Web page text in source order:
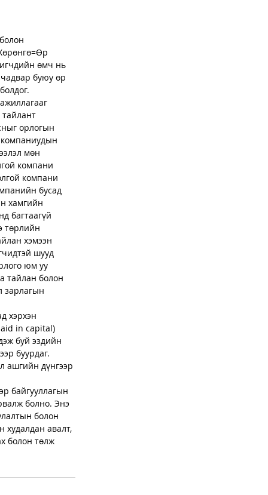
өмч нь
буюу өр
тайлант
орлогын
компаниудын
мөн
компани
компани
бусад
хамгийн
багтаагүй
төрлийн
хэмээн
шууд
юм уу
тайлан болон
зарлагын
хэрхэн
in capital)
буй эздийн
буурдаг.
ашгийн дүнгээр
байгууллагын
болно. Энэ
болон
худалдан авалт,
болон төлж